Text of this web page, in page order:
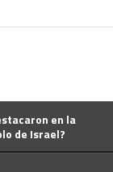
en la
de Israel?